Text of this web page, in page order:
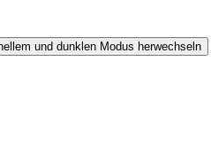
und dunklen Modus herwechseln